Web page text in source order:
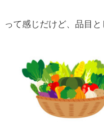
って感じだけど、品目と